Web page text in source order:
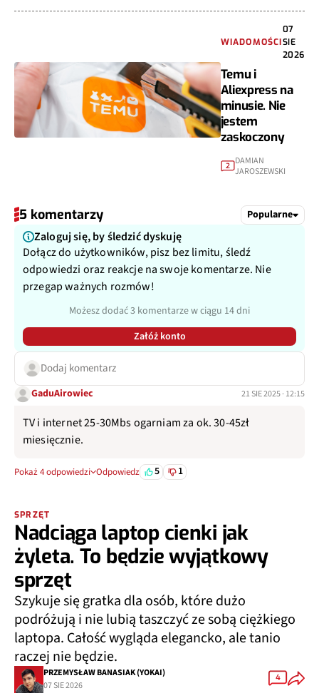
WIADOMOŚCI
07
SIE
2026
Temu i
Aliexpress na
minusie. Nie
jestem
zaskoczony
2 DAMIAN
JAROSZEWSKI
5 komentarzy Popularne
Zaloguj się, by śledzić dyskuję
Dołącz do użytkowników, pisz bez limitu, śledź
odpowiedzi oraz reakcje na swoje komentarze. Nie
przegap ważnych rozmów!
Możesz dodać 3 komentarze w ciągu 14 dni
Załóż konto
Dodaj komentarz
GaduAirowiec 21 SIE 2025 · 12:15
TV i internet 25-30Mbs ogarniam za ok. 30-45zł
miesięcznie.
Pokaż 4 odpowiedzi Odpowiedz 5 1
SPRZĘT
Nadciąga laptop cienki jak
żyleta. To będzie wyjątkowy
sprzęt
Szykuje się gratka dla osób, które dużo
podróżują i nie lubią taszczyć ze sobą ciężkiego
laptopa. Całość wygląda elegancko, ale tanio
raczej nie będzie.
PRZEMYSŁAW BANASIAK (YOKAI)
07 SIE 2026
4